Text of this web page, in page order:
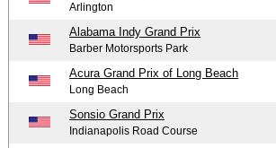
Arlington
Alabama Indy Grand Prix
Barber Motorsports Park
Acura Grand Prix of Long Beach
Long Beach
Sonsio Grand Prix
Indianapolis Road Course